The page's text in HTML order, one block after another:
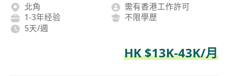
北角
需有香港工作許可
1-3年经验
不限學歷
5天/週
HK $13K-43K/月